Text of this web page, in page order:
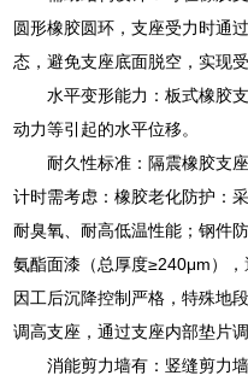
圆形橡胶圆环，支座受力时通
态，避免支座底面脱空，实现
水平变形能力：板式橡胶
动力等引起的水平位移。
耐久性标准：隔震橡胶支
计时需考虑：橡胶老化防护：
耐臭氧、耐高低温性能；钢件
氨酯面漆（总厚度≥240μm）
因工后沉降控制严格，特殊地
调高支座，通过支座内部垫片
消能剪力墙有：竖缝剪力